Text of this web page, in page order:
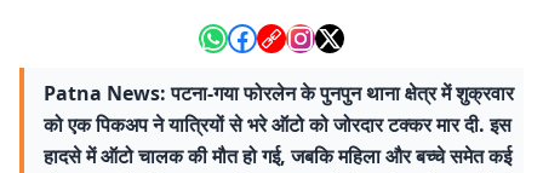
Patna News: पटना-गया फोरलेन के पुनपुन थाना क्षेत्र में शुक्रवार
को एक पिकअप ने यात्रियों से भरे ऑटो को जोरदार टक्कर मार दी. इस
हादसे में ऑटो चालक की मौत हो गई, जबकि महिला और बच्चे समेत कई